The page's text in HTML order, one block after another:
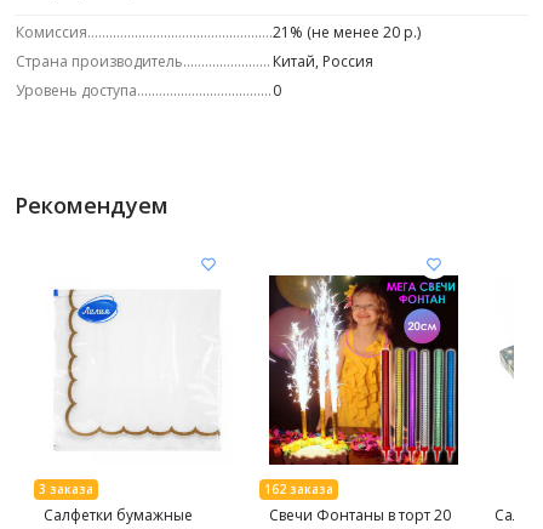
Комиссия
21% (не менее 20 р.)
Страна производитель
Китай, Россия
Уровень доступа
0
Рекомендуем
Салфетки бумажные
Свечи Фонтаны в торт 20